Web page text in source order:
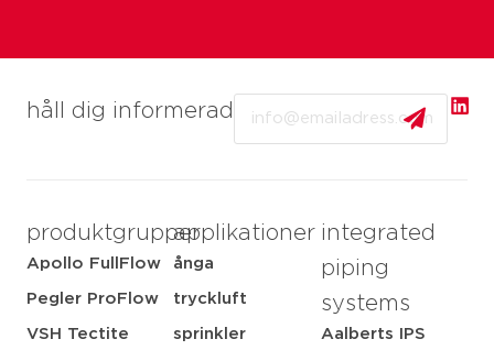
håll dig informerad
produktgrupper
Apollo FullFlow
Pegler ProFlow
VSH Tectite
applikationer
ånga
tryckluft
sprinkler
integrated
piping
systems
Aalberts IPS